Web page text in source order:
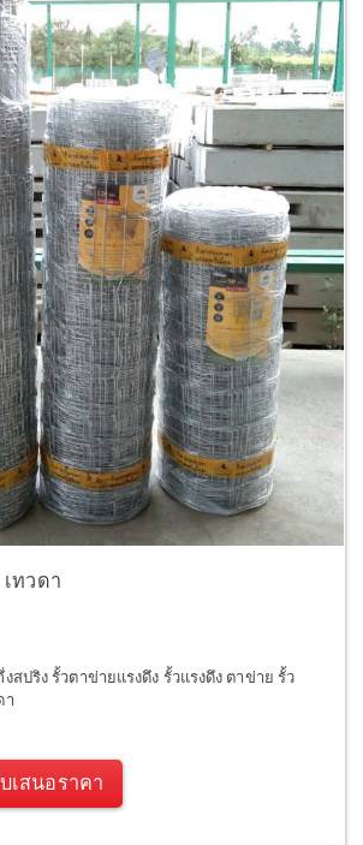
ทวดา
สปริง รั้วตาข่ายแรงดึง รั้วแรงดึง ตาข่าย รั้ว
า
เสนอราคา